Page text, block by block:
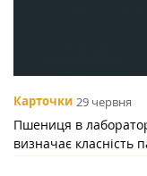
Карточки 29 червня
Пшениця в
визначає класність